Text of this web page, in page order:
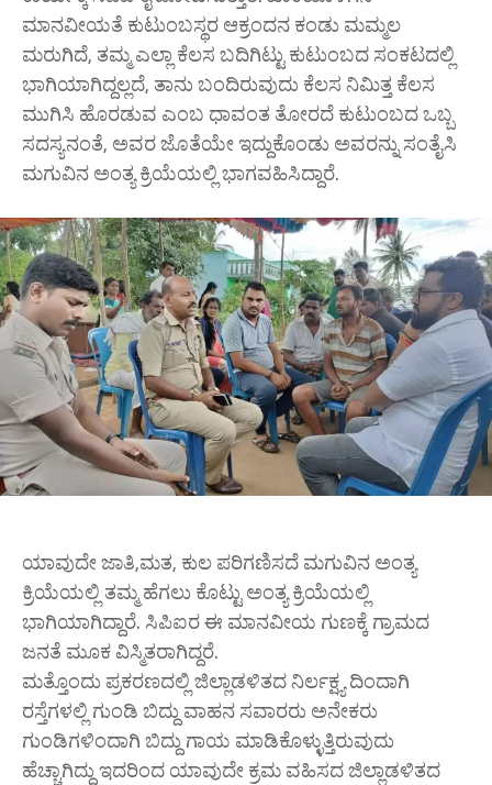
ಮಾನವೀಯತೆ ಕುಟುಂಬಸ್ಥರ ಆಕ್ರಂದನ ಕಂಡು ಮಮ್ಮಲ
ಮರುಗಿದೆ, ತಮ್ಮ ಎಲ್ಲಾ ಕೆಲಸ ಬದಿಗಿಟ್ಟು ಕುಟುಂಬದ ಸಂಕಟದಲ್ಲಿ
ಭಾಗಿಯಾಗಿದ್ದಲ್ಲದೆ, ತಾನು ಬಂದಿರುವುದು ಕೆಲಸ ನಿಮಿತ್ತ ಕೆಲಸ
ಮುಗಿಸಿ ಹೊರಡುವ ಎಂಬ ಧಾವಂತ ತೋರದೆ ಕುಟುಂಬದ ಒಬ್ಬ
ಸದಸ್ಯನಂತೆ, ಅವರ ಜೊತೆಯೇ ಇದ್ದುಕೊಂಡು ಅವರನ್ನು ಸಂತೈಸಿ
ಮಗುವಿನ ಅಂತ್ಯ ಕ್ರಿಯೆಯಲ್ಲಿ ಭಾಗವಹಿಸಿದ್ದಾರೆ.
ಯಾವುದೇ ಜಾತಿ,ಮತ, ಕುಲ ಪರಿಗಣಿಸದೆ ಮಗುವಿನ ಅಂತ್ಯ
ಕ್ರಿಯೆಯಲ್ಲಿ ತಮ್ಮ ಹೆಗಲು ಕೊಟ್ಟು ಅಂತ್ಯ ಕ್ರಿಯೆಯಲ್ಲಿ
ಭಾಗಿಯಾಗಿದ್ದಾರೆ. ಸಿಪಿಐರ ಈ ಮಾನವೀಯ ಗುಣಕ್ಕೆ ಗ್ರಾಮದ
ಜನತೆ ಮೂಕ ವಿಸ್ಮಿತರಾಗಿದ್ದರೆ.
ಮತ್ತೊಂದು ಪ್ರಕರಣದಲ್ಲಿ ಜಿಲ್ಲಾಡಳಿತದ ನಿರ್ಲಕ್ಷ್ಯ ದಿಂದಾಗಿ
ರಸ್ತೆಗಳಲ್ಲಿ ಗುಂಡಿ ಬಿದ್ದು ವಾಹನ ಸವಾರರು ಅನೇಕರು
ಗುಂಡಿಗಳಿಂದಾಗಿ ಬಿದ್ದು ಗಾಯ ಮಾಡಿಕೊಳ್ಳುತ್ತಿರುವುದು
ಹೆಚ್ಚಾಗಿದ್ದು ಇದರಿಂದ ಯಾವುದೇ ಕ್ರಮ ವಹಿಸದ ಜಿಲ್ಲಾಡಳಿತದ